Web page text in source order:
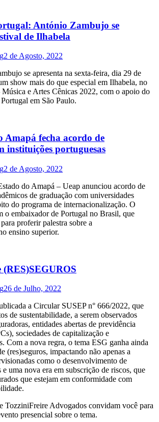
António Zambujo se
de Ilhabela
2 de Agosto, 2022
se apresenta na sexta-feira, dia 29 de
show mais do que especial em Ilhabela, no
e Artes Cênicas 2022, com o apoio do
em São Paulo.
Amapá fecha acordo de
instituições portuguesas
2 de Agosto, 2022
do Amapá – Ueap anunciou acordo de
de graduação com universidades
do programa de internacionalização. O
o embaixador de Portugal no Brasil, que
proferir palestra sobre a
ensino superior.
(RES)SEGUROS
26 de Julho, 2022
a Circular SUSEP n° 666/2022, que
de sustentabilidade, a serem observados
entidades abertas de previdência
sociedades de capitalização e
Com a nova regra, o tema ESG ganha ainda
(res)seguros, impactando não apenas a
como o desenvolvimento de
uma nova era em subscrição de riscos, que
que estejam em conformidade com
TozziniFreire Advogados convidam você para
presencial sobre o tema.